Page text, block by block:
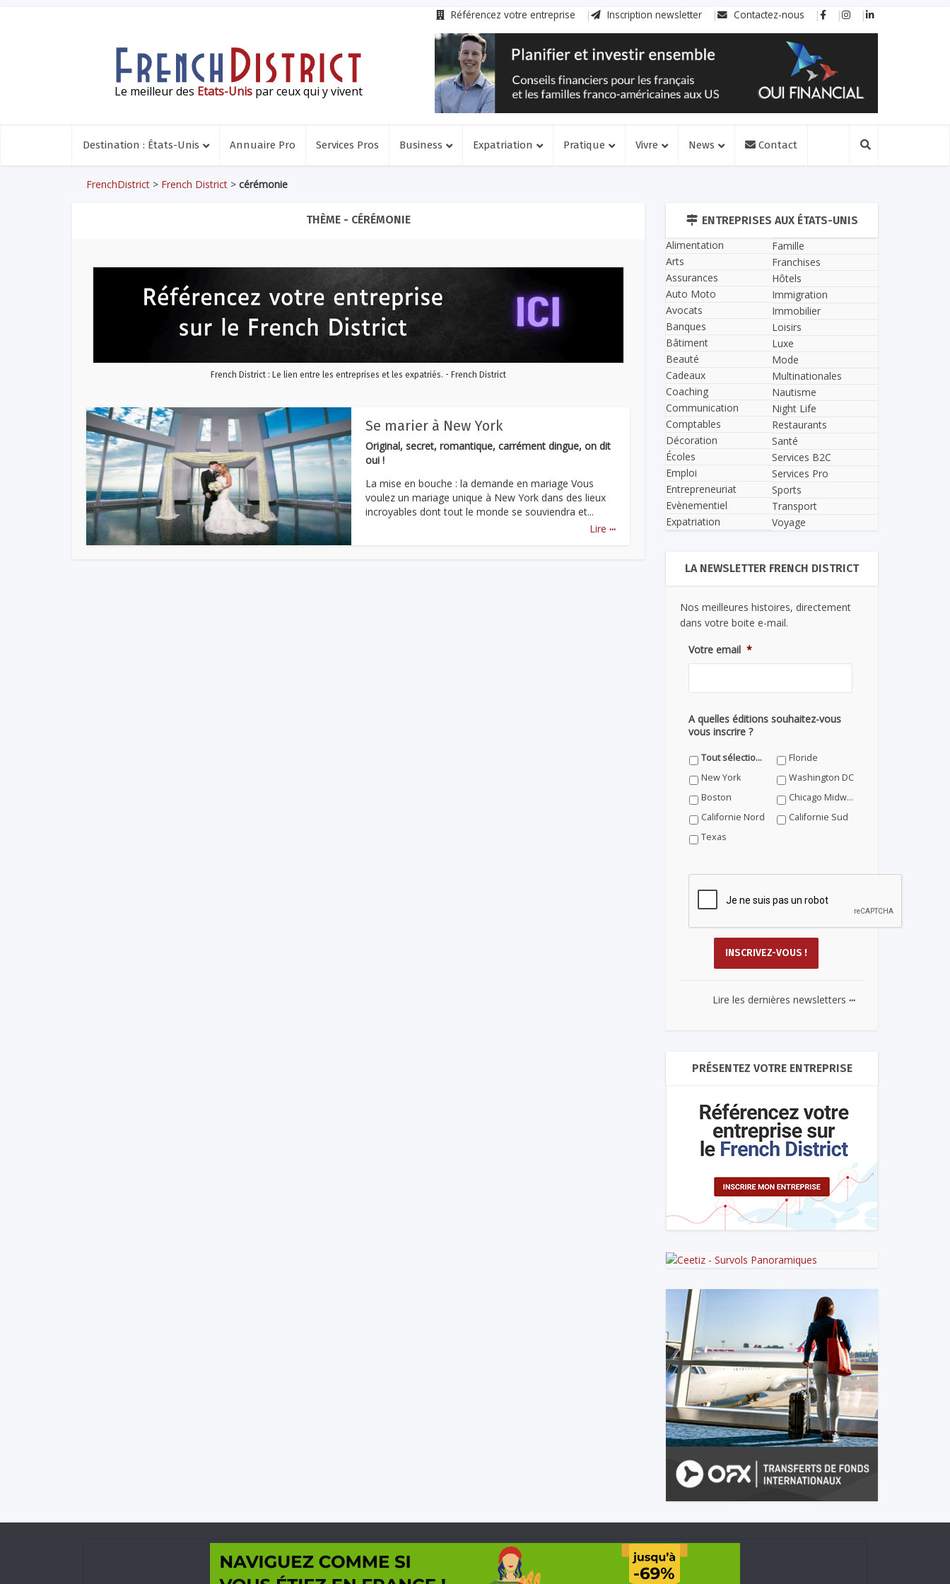
Référencez votre entreprise Inscription newsletter Contactez-nous
Le meilleur des Etats-Unis par ceux qui y vivent
Destination : États-Unis Annuaire Pro Services Pros Business Expatriation Pratique Vivre News Contact
FrenchDistrict > French District > cérémonie
THÈME - CÉRÉMONIE
French District : Le lien entre les entreprises et les expatriés. - French District
Se marier à New York
Original, secret, romantique, carrément dingue, on dit
oui !
La mise en bouche : la demande en mariage Vous
voulez un mariage unique à New York dans des lieux
incroyables dont tout le monde se souviendra et...
Lire ...
ENTREPRISES AUX ÉTATS-UNIS
Alimentation
Arts
Assurances
Auto Moto
Avocats
Banques
Bâtiment
Beauté
Cadeaux
Coaching
Communication
Comptables
Décoration
Écoles
Emploi
Entrepreneuriat
Evènementiel
Expatriation
Famille
Franchises
Hôtels
Immigration
Immobilier
Loisirs
Luxe
Mode
Multinationales
Nautisme
Night Life
Restaurants
Santé
Services B2C
Services Pro
Sports
Transport
Voyage
LA NEWSLETTER FRENCH DISTRICT
Nos meilleures histoires, directement
dans votre boite e-mail.
Votre email *
A quelles éditions souhaitez-vous
vous inscrire ?
Tout sélectionner
Floride
New York
Washington DC
Boston
Chicago Midwest
Californie Nord
Californie Sud
Texas
Lire les dernières newsletters ...
PRÉSENTEZ VOTRE ENTREPRISE